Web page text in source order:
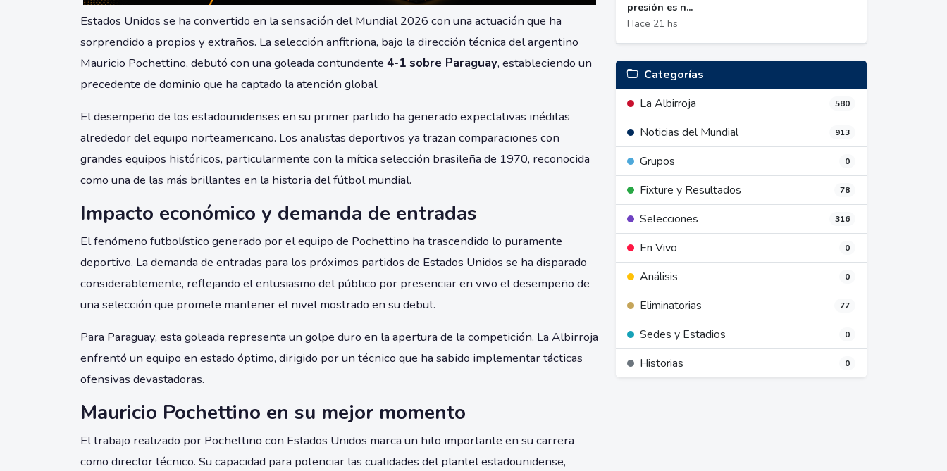
Estados Unidos se ha convertido en la sensación del Mundial 2026 con una actuación que ha
sorprendido a propios y extraños. La selección anfitriona, bajo la dirección técnica del argentino
Mauricio Pochettino, debutó con una goleada contundente 4-1 sobre Paraguay, estableciendo un
precedente de dominio que ha captado la atención global.
El desempeño de los estadounidenses en su primer partido ha generado expectativas inéditas
alrededor del equipo norteamericano. Los analistas deportivos ya trazan comparaciones con
grandes equipos históricos, particularmente con la mítica selección brasileña de 1970, reconocida
como una de las más brillantes en la historia del fútbol mundial.
Impacto económico y demanda de entradas
El fenómeno futbolístico generado por el equipo de Pochettino ha trascendido lo puramente
deportivo. La demanda de entradas para los próximos partidos de Estados Unidos se ha disparado
considerablemente, reflejando el entusiasmo del público por presenciar en vivo el desempeño de
una selección que promete mantener el nivel mostrado en su debut.
Para Paraguay, esta goleada representa un golpe duro en la apertura de la competición. La Albirroja
enfrentó un equipo en estado óptimo, dirigido por un técnico que ha sabido implementar tácticas
ofensivas devastadoras.
Mauricio Pochettino en su mejor momento
El trabajo realizado por Pochettino con Estados Unidos marca un hito importante en su carrera
como director técnico. Su capacidad para potenciar las cualidades del plantel estadounidense,
presión es n...
Hace 21 hs
Categorías
La Albirroja
580
Noticias del Mundial 913
Grupos 0
Fixture y Resultados 78
Selecciones 316
En Vivo 0
Análisis 0
Eliminatorias 77
Sedes y Estadios 0
Historias 0